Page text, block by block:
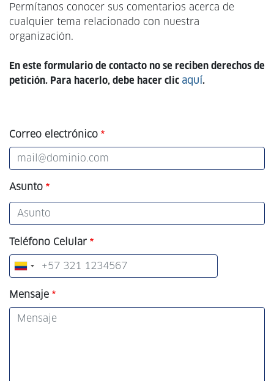
Permítanos conocer sus comentarios acerca de
cualquier tema relacionado con nuestra
organización.
En este formulario de contacto no se reciben derechos de
petición. Para hacerlo, debe hacer clic aquí.
Correo electrónico
Asunto
Teléfono Celular
Mensaje